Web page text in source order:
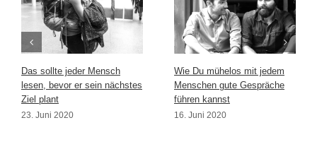
Das sollte jeder Mensch
lesen, bevor er sein nächstes
Ziel plant
23. Juni 2020
Wie Du mühelos mit jedem
Menschen gute Gespräche
führen kannst
16. Juni 2020